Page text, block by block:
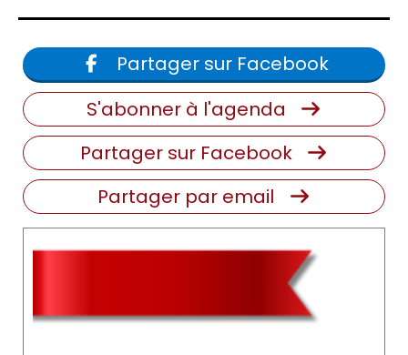
Partager sur Facebook
S'abonner à l'agenda
Partager sur Facebook
Partager par email